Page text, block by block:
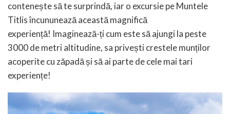
contenește să te surprindă, iar o excursie pe Muntele
Titlis încununează această magnifică
experiență! Imaginează-ți cum este să ajungi la peste
3000 de metri altitudine, sa privești crestele munților
acoperite cu zăpadă și să ai parte de cele mai tari
experiențe!